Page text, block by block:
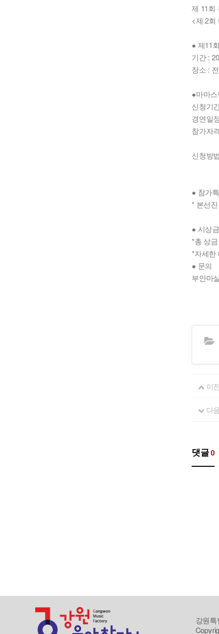
제 11회
<제 2
● 제11
기간 :
장소 :
●마마
신청기
경연일
참가자
신청방
● 참가
* 본선
● 시상금
*총 상
*자세한
● 문의
부안마
이
다
댓글0
강원